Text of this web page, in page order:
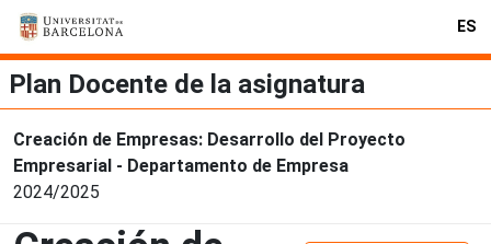
ES
Plan Docente de la asignatura
Creación de Empresas: Desarrollo del Proyecto
Empresarial - Departamento de Empresa
2024/2025